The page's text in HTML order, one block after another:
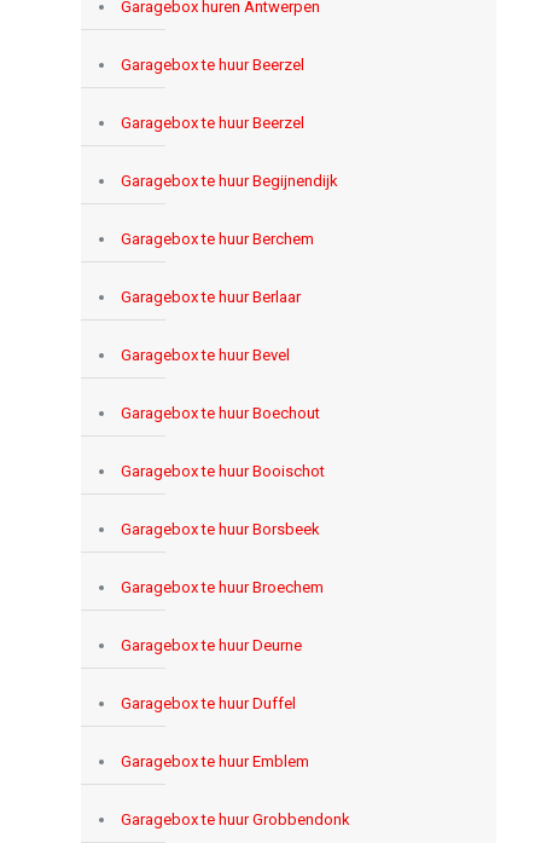
Garagebox huren Antwerpen
Garagebox te huur Beerzel
Garagebox te huur Beerzel
Garagebox te huur Begijnendijk
Garagebox te huur Berchem
Garagebox te huur Berlaar
Garagebox te huur Bevel
Garagebox te huur Boechout
Garagebox te huur Booischot
Garagebox te huur Borsbeek
Garagebox te huur Broechem
Garagebox te huur Deurne
Garagebox te huur Duffel
Garagebox te huur Emblem
Garagebox te huur Grobbendonk